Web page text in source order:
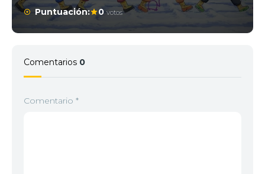
Puntuación:
0 votos
Comentarios 0
Comentario *